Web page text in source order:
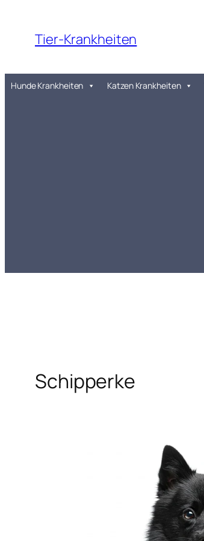
Inhalt
springen
Tier-Krankheiten
Hunde Krankheiten Katzen Krankheiten
Schipperke